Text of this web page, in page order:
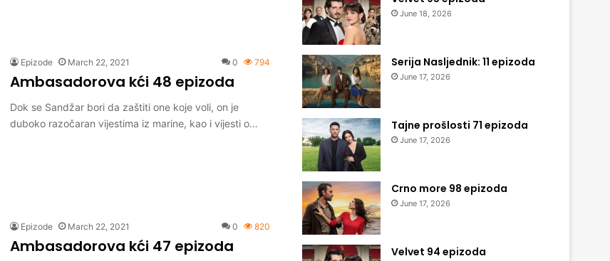
Epizode March 22, 2021 0 794
Ambasadorova kći 48 epizoda
Dok se Sandžar bori da zaštiti one koje voli, on je
duboko razočaran vijestima iz marine, kao i vijesti o…
Epizode March 22, 2021 0 820
Ambasadorova kći 47 epizoda
June 18, 2026
Serija Nasljednik: 11 epizoda
June 17, 2026
Tajne prošlosti 71 epizoda
June 17, 2026
Crno more 98 epizoda
June 17, 2026
Velvet 94 epizoda